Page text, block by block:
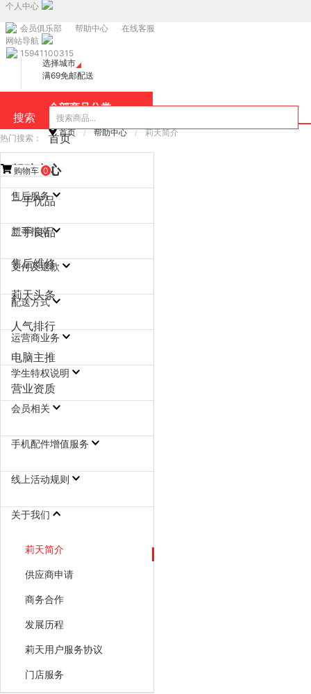
个人中心
会员俱乐部 帮助中心
在线客服
网站导航
15941100315
选择城市
满69免邮配送
搜索
热门搜索：
购物车 0
全部商品分类
首页
旧机回收
一手优品
二手良品
售后维修
莉天头条
人气排行
电脑主推
营业资质
首页 / 帮助中心 / 莉天简介
帮助中心
售后服务
延长保服务条款
碎屏保服务条款
屏背保服务条款
意外保服务条款
手机（含平板质保政策）v
维修质保政策
国家“三包”质保政策
电脑质保政策
智能产品莉天服务
莉天服务售后政策
莉天服务常见问题
售后免邮服务
价格保护政策
软件维护终身免费服务
无忧换新保条款
一手优品售后质保政策
二手良品售后质保政策V2.0
售后质保注意事项
显示器、打印机、投影仪售
莉天笔记本售后质保政策
配件类质保政策
智能产品莉天服务
莉天服务售后政策
售后电池保服务条款V1.1
PC延长保服务条款
莉天Care+服务条款v4.1
莉天Care+服务条款v4.2
新手指南
会员注册与使用常识
交易条款
优惠券使用说明
莉天隐私政策
支付及退款
退款介绍
买贵包退差价
配送方式
莉天配送服务说明
运营商业务
移动宽带入网协议
客户入网服务协议
学生特权说明
莉天学生特权
会员相关
会员权益介绍
积分介绍
会员日介绍
成长值介绍
会员违规行为处理规则
手机配件增值服务
保护壳/保护膜半价复购服
贴膜30天质保换新
贴膜半价复购
贴膜年包服务
保护壳半价复购
DIY保护壳及年包服务
线上活动规则
任务说明
拼团拉新说明
试用协议
砍价规则
青铜限制
白银限制
黄金限制
钻石限制
双钻限制
关于我们
莉天简介
供应商申请
商务合作
发展历程
莉天用户服务协议
门店服务